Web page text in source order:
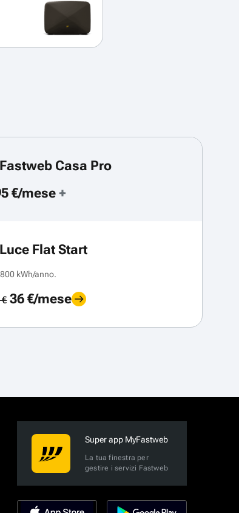
Fastweb Casa Pro
€/mese +
Luce Flat Start
kWh/anno.
36 €/mese
Super app MyFastweb
La tua finestra per
gestire i servizi Fastweb